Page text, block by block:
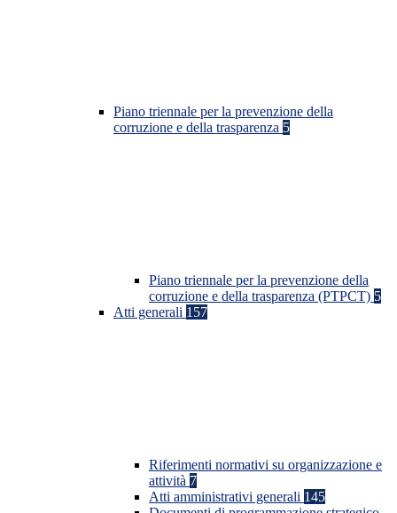
Piano triennale per la prevenzione della
corruzione e della trasparenza 5
Piano triennale per la prevenzione della
corruzione e della trasparenza (PTPCT) 5
Atti generali 157
Riferimenti normativi su organizzazione e
attività 7
Atti amministrativi generali 145